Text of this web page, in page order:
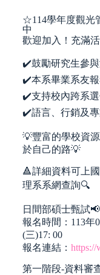
☆114學年度觀光
中
歡迎加入！充滿
✔️鼓勵研究生參與
✔️本系畢業系友
✔️支持校內跨系
✔️語言、行銷及專
💡豐富的學校資
於自己的路💡
🔺詳細資料可上
理系系網查詢🔍
日間部碩士甄試📢
報名時間：113年
(三)17: 00
報名連結： https://
第一階段-資料審